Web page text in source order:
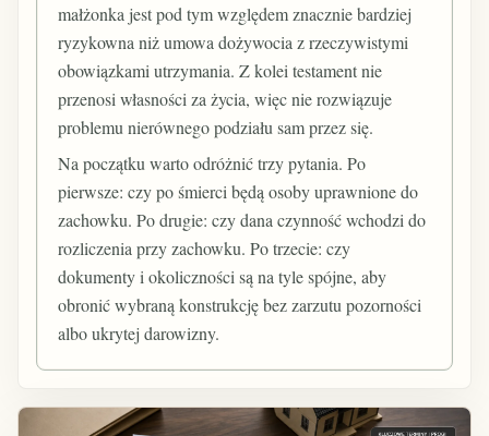
małżonka jest pod tym względem znacznie bardziej
ryzykowna niż umowa dożywocia z rzeczywistymi
obowiązkami utrzymania. Z kolei testament nie
przenosi własności za życia, więc nie rozwiązuje
problemu nierównego podziału sam przez się.
Na początku warto odróżnić trzy pytania. Po
pierwsze: czy po śmierci będą osoby uprawnione do
zachowku. Po drugie: czy dana czynność wchodzi do
rozliczenia przy zachowku. Po trzecie: czy
dokumenty i okoliczności są na tyle spójne, aby
obronić wybraną konstrukcję bez zarzutu pozorności
albo ukrytej darowizny.